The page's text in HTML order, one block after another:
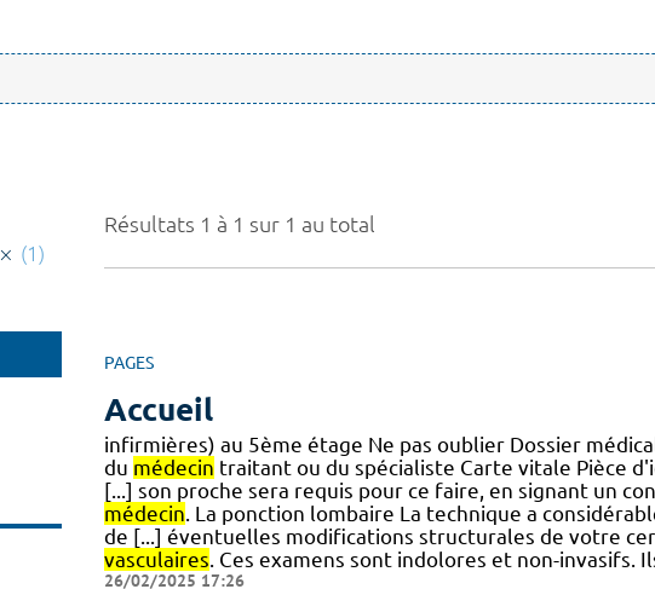
Résultats 1 à 1 sur 1 au total
PAGES
Accueil
infirmières) au 5ème étage Ne pas oublier Dossier
du médecin traitant ou du spécialiste Carte vitale Pièce
[...] son proche sera requis pour ce faire, en signant un
médecin. La ponction lombaire La technique a
de [...] éventuelles modifications structurales de votre
vasculaires. Ces examens sont indolores et non-invasifs.
26/02/2025 17:26
(1)